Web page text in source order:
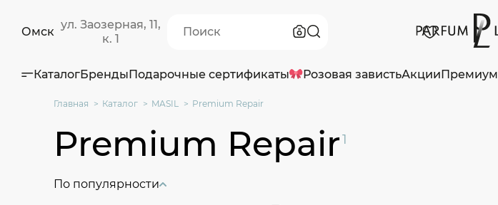
Омск
ул. Заозерная, 11,
к. 1
КаталогБрендыПодарочные сертификаты Розовая завистьАкцииПремиум
Главная Каталог MASIL Premium Repair
Premium Repair1
По популярности